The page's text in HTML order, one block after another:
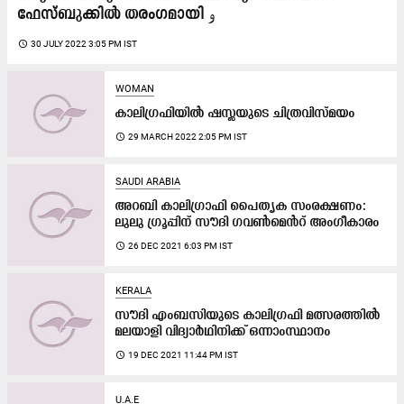
ഫേസ്ബുക്കിൽ തരംഗമായി و
access_time 30 JULY 2022 3:05 PM IST
WOMAN
കാലിഗ്രഫിയില്‍ ഷസ്ലയുടെ ചിത്രവിസ്മയം
access_time 29 MARCH 2022 2:05 PM IST
SAUDI ARABIA
അറബി കാലിഗ്രാഫി പൈതൃക സംരക്ഷണം:
ലുലു ഗ്രൂപ്പിന്​ സൗദി ഗവൺമെൻറ്​ അംഗീകാരം
access_time 26 DEC 2021 6:03 PM IST
KERALA
സൗദി എംബസിയുടെ കാലിഗ്രഫി മത്സരത്തിൽ
മലയാളി വിദ്യാർഥിനിക്ക്​ ഒന്നാംസ്ഥാനം
access_time 19 DEC 2021 11:44 PM IST
U.A.E